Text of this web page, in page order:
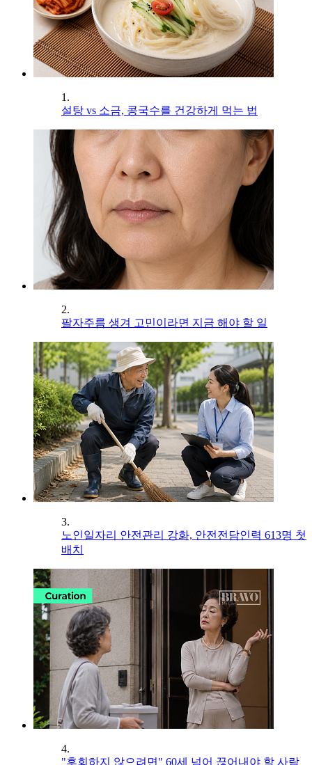
1.
설탕 vs 소금, 콩국수를 건강하게 먹는 법
2.
팔자주름 생겨 고민이라면 지금 해야 할 일
3.
노인일자리 안전관리 강화, 안전전담인력 613명 첫
배치
4.
"후회하지 않으려면" 60세 넘어 끊어내야 할 사람